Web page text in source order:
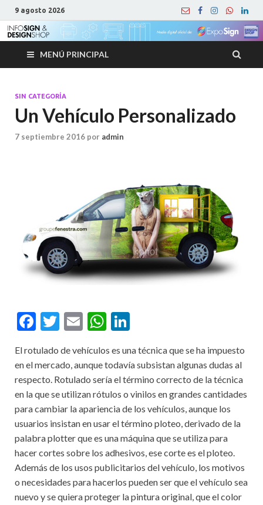
9 agosto 2026
MENÚ PRINCIPAL
SIN CATEGORÍA
Un Vehículo Personalizado
7 septiembre 2016 por admin
F
e
b
o
o
k
T
itt
er
E
ai
l
W
at
s
A
p
p
ke
dI
n
El rotulado de vehículos es una técnica que se ha impuesto
en el mercado, aunque todavía subsistan algunas dudas al
respecto. Rotulado sería el término correcto de la técnica
en la que se utilizan rótulos o vinilos en grandes cantidades
para cambiar la apariencia de los vehículos, aunque los
usuarios insistan en usar el término ploteo, derivado de la
palabra plotter que es una máquina que se utiliza para
hacer cortes sobre los adhesivos, ese corte es el ploteo.
Además de los usos publicitarios del vehículo, los motivos
o necesidades para hacerlos pueden ser que el vehículo sea
nuevo y se quiera proteger la pintura original, que el color